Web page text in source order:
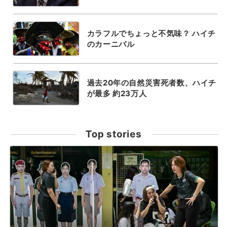
カラフルでちょっと不気味？ ハイチ
のカーニバル
過去20年の自然災害死者数、ハイチ
が最多 約23万人
Top stories